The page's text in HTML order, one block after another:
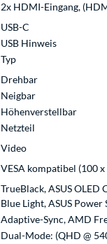
2x HDMI-Eingang,
USB-C
USB Hinweis
Typ
Drehbar
Neigbar
Höhenverstellbar
Netzteil
Video
VESA kompatibel (100
TrueBlack, ASUS
Blue Light, ASUS
Adaptive-Sync, AMD
Dual-Mode: (QHD @